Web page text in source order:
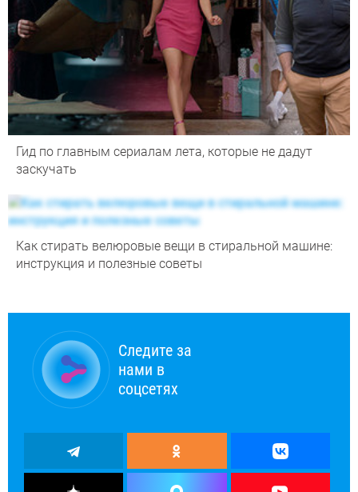
Гид по главным сериалам лета, которые не дадут
заскучать
Как стирать велюровые вещи в стиральной машине:
инструкция и полезные советы
Следите за
нами в
соцсетях